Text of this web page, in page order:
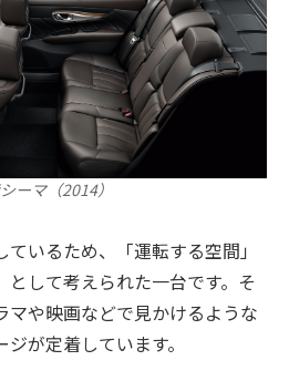
ーマ（2014）
いるため、「運転する空間」
として考えられた一台です。そ
マや映画などで見かけるような
が定着しています。